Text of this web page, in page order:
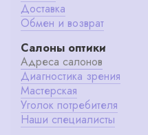
Доставка
Обмен и возврат
Салоны оптики
Адреса салонов
Диагностика зрения
Мастерская
Уголок потребителя
Наши специалисты